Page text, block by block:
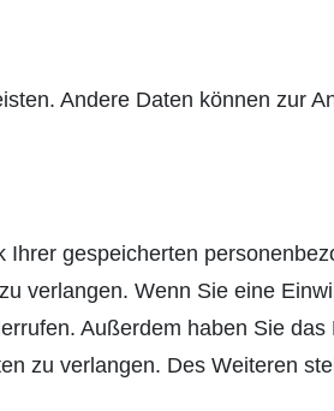
Andere Daten können zur
gespeicherten
verlangen. Wenn Sie eine
Außerdem haben Sie das
zu verlangen. Des Weiteren